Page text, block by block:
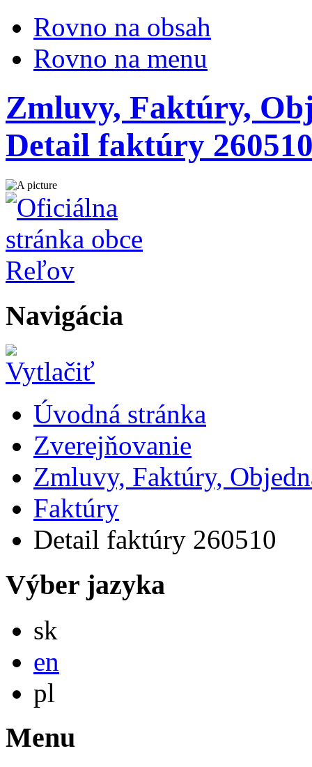
Rovno na obsah
Rovno na menu
Zmluvy, Faktúry,
Detail faktúry
Navigácia
Úvodná stránka
Zverejňovanie
Zmluvy, Faktúry,
Faktúry
Detail faktúry 260510
Výber jazyka
sk
en
pl
Menu